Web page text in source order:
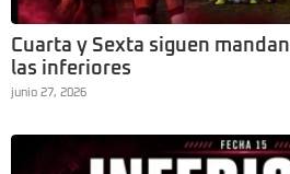
Cuarta y Sexta siguen
las inferiores
junio 27, 2026